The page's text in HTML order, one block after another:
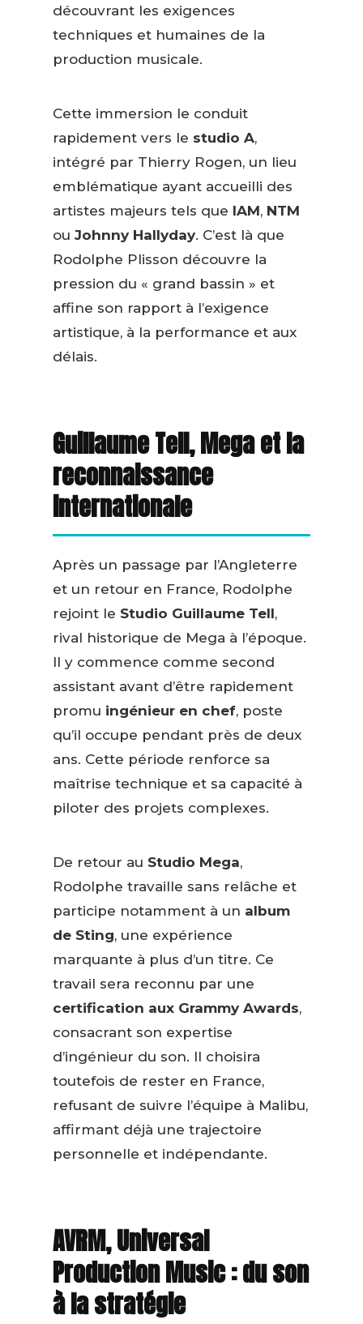
découvrant les exigences
techniques et humaines de la
production musicale.
Cette immersion le conduit
rapidement vers le studio A,
intégré par Thierry Rogen, un lieu
emblématique ayant accueilli des
artistes majeurs tels que IAM, NTM
ou Johnny Hallyday. C’est là que
Rodolphe Plisson découvre la
pression du « grand bassin » et
affine son rapport à l’exigence
artistique, à la performance et aux
délais.
Guillaume Tell, Mega et la
reconnaissance
internationale
Après un passage par l’Angleterre
et un retour en France, Rodolphe
rejoint le Studio Guillaume Tell,
rival historique de Mega à l’époque.
Il y commence comme second
assistant avant d’être rapidement
promu ingénieur en chef, poste
qu’il occupe pendant près de deux
ans. Cette période renforce sa
maîtrise technique et sa capacité à
piloter des projets complexes.
De retour au Studio Mega,
Rodolphe travaille sans relâche et
participe notamment à un album
de Sting, une expérience
marquante à plus d’un titre. Ce
travail sera reconnu par une
certification aux Grammy Awards,
consacrant son expertise
d’ingénieur du son. Il choisira
toutefois de rester en France,
refusant de suivre l’équipe à Malibu,
affirmant déjà une trajectoire
personnelle et indépendante.
AVRM, Universal
Production Music : du son
à la stratégie